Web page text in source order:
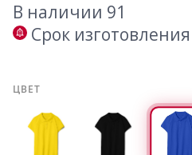
В наличии 91
Срок
ЦВЕТ